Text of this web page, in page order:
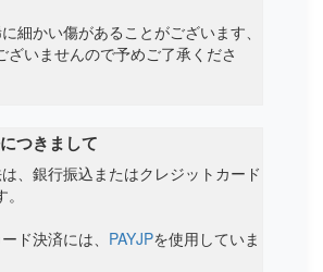
細かい傷があることがございます、
ざいませんので予めご了承くださ
つきまして
、銀行振込またはクレジットカード
ド決済には、 PAYJPを使用していま